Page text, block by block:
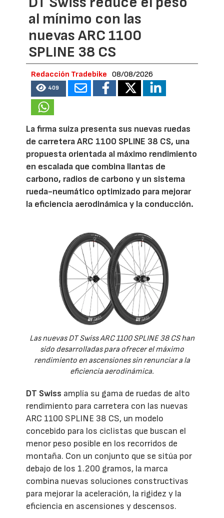
al mínimo con las
nuevas ARC 1100
SPLINE 38 CS
Redacción Tradebike 08/08/2026
409
La firma suiza presenta sus nuevas ruedas
de carretera ARC 1100 SPLINE 38 CS, una
propuesta orientada al máximo rendimiento
en escalada que combina llantas de
carbono, radios de carbono y un sistema
rueda-neumático optimizado para mejorar
la eficiencia aerodinámica y la conducción.
Las nuevas DT Swiss ARC 1100 SPLINE 38 CS han
sido desarrolladas para ofrecer el máximo
rendimiento en ascensiones sin renunciar a la
eficiencia aerodinámica.
DT Swiss amplía su gama de ruedas de alto
rendimiento para carretera con las nuevas
ARC 1100 SPLINE 38 CS, un modelo
concebido para los ciclistas que buscan el
menor peso posible en los recorridos de
montaña. Con un conjunto que se sitúa por
debajo de los 1.200 gramos, la marca
combina nuevas soluciones constructivas
para mejorar la aceleración, la rigidez y la
eficiencia en ascensiones y descensos.